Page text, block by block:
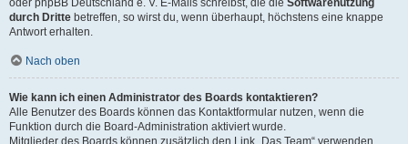
oder phpBB Deutschland e. V. E-Mails schreibst, die die Softwarenutzung
durch Dritte betreffen, so wirst du, wenn überhaupt, höchstens eine knappe
Antwort erhalten.
Nach oben
Wie kann ich einen Administrator des Boards kontaktieren?
Alle Benutzer des Boards können das Kontaktformular nutzen, wenn die
Funktion durch die Board-Administration aktiviert wurde.
Mitglieder des Boards können zusätzlich den Link „Das Team“ verwenden.